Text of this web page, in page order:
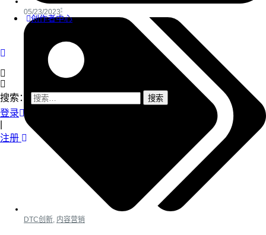
创作者中心
搜索：
登录
注册
05/23/2023
DTC创新 内容营销